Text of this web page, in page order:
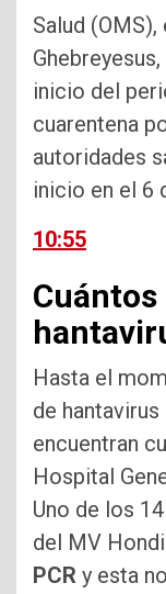
Salud
inicio del
cuarentena
autoridades
inicio en el 6
10:55
Cuántos
Hasta el
de
encuentran
Hospital
Uno de los
del MV
PCR y esta